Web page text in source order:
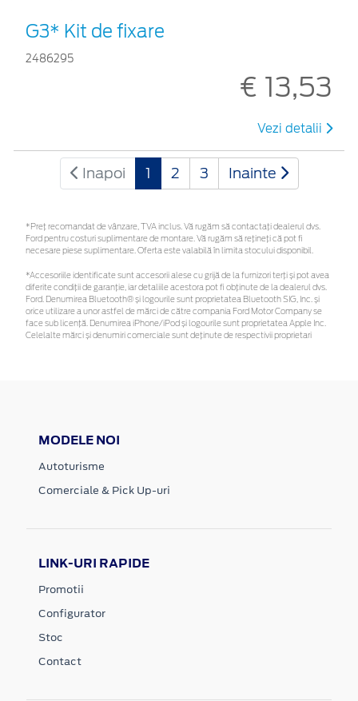
G3* Kit de fixare
2486295
€ 13,53
Vezi detalii
Inapoi 1 2 3 Inainte
*Preţ recomandat de vânzare, TVA inclus. Vă rugăm să contactaţi dealerul dvs.
Ford pentru costuri suplimentare de montare. Vă rugăm să rețineți că pot fi
necesare piese suplimentare. Oferta este valabilă în limita stocului disponibil.
*Accesoriile identificate sunt accesorii alese cu grijă de la furnizori terți și pot avea
diferite condiții de garanție, iar detaliile acestora pot fi obținute de la dealerul dvs.
Ford. Denumirea Bluetooth® și logourile sunt proprietatea Bluetooth SIG, Inc. și
orice utilizare a unor astfel de mărci de către compania Ford Motor Company se
face sub licență. Denumirea iPhone/iPod și logourile sunt proprietatea Apple Inc.
Celelalte mărci și denumiri comerciale sunt deținute de respectivii proprietari
MODELE NOI
Autoturisme
Comerciale & Pick Up-uri
LINK-URI RAPIDE
Promotii
Configurator
Stoc
Contact